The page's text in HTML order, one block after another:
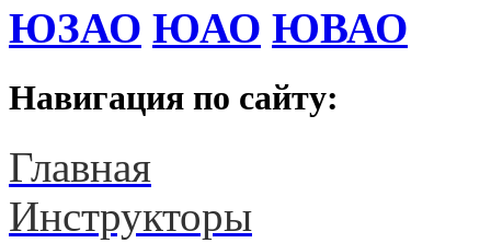
ЮЗАО ЮАО ЮВАО
Навигация по сайту:
Главная
Инструкторы